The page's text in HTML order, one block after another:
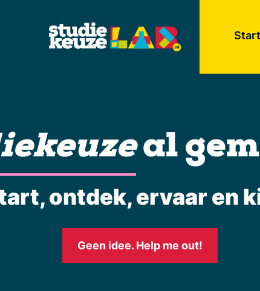
Start
al
ontdek, ervaar en
Geen idee. Help me out!